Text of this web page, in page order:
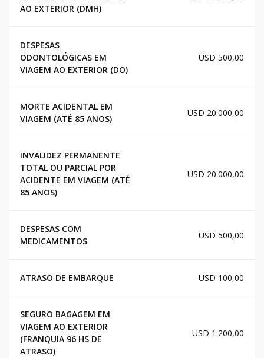
AO EXTERIOR (DMH)
DESPESAS
ODONTOLÓGICAS EM
VIAGEM AO EXTERIOR (DO)
USD 500,00
MORTE ACIDENTAL EM
VIAGEM (ATÉ 85 ANOS)
USD 20.000,00
INVALIDEZ PERMANENTE
TOTAL OU PARCIAL POR
ACIDENTE EM VIAGEM (ATÉ
85 ANOS)
USD 20.000,00
DESPESAS COM
MEDICAMENTOS
USD 500,00
ATRASO DE EMBARQUE USD 100,00
SEGURO BAGAGEM EM
VIAGEM AO EXTERIOR
(FRANQUIA 96 HS DE
ATRASO)
USD 1.200,00